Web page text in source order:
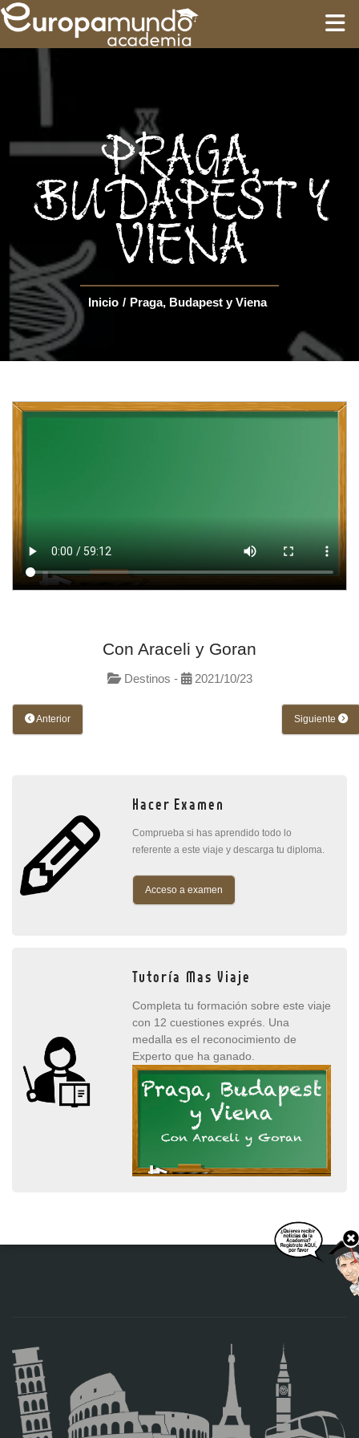
FORMACIÓN
GUÍAS
CIRCUITOS
PRAGA,
BUDAPEST Y
VIENA
Inicio / Praga, Budapest y Viena
Con Araceli y Goran
Destinos - 2021/10/23
Anterior Siguiente
Hacer Examen
Comprueba si has aprendido todo lo
referente a este viaje y descarga tu diploma.
Acceso a examen
Tutoría Mas Viaje
Completa tu formación sobre este viaje
con 12 cuestiones exprés. Una
medalla es el reconocimiento de
Experto que ha ganado.